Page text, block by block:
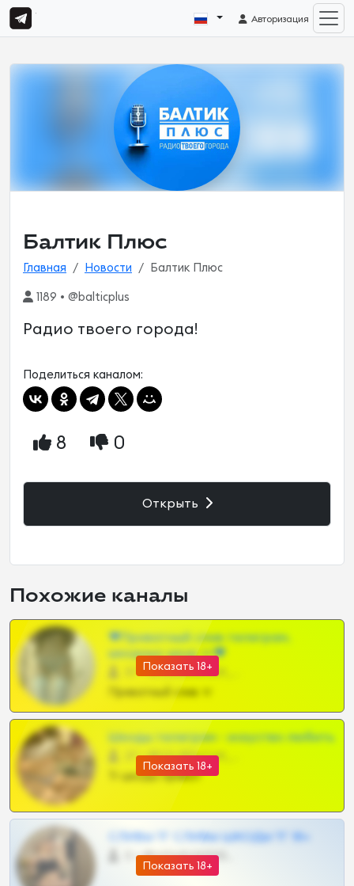
Авторизация
Балтик Плюс
Главная Новости Балтик Плюс
1189 • @balticplus
Радио твоего города!
Поделиться каналом:
8 0
Открыть
Похожие каналы
Показать 18+
❤Приватный слив телеграм,
шкодных шкур тг❤
57 •
Приватный слив тг
Показать 18+
Шкоды телеграм - искуство любить
27 •
Тг шкоды приват
Показать 18+
СЛИВЫ ТГ СЛИВЫ ШКОДЫ ТГ 18+
0 •